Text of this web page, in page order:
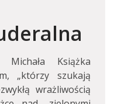
Książka
„którzy szukają
wrażliwością